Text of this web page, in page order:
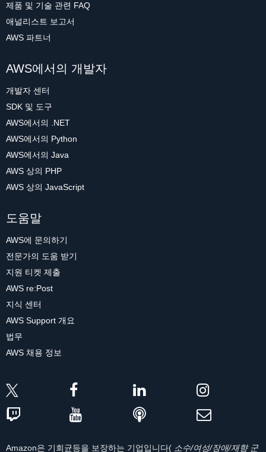
제품 및 기술 관련 FAQ
애널리스트 보고서
AWS 파트너
AWS에서의 개발자
개발자 센터
SDK 및 도구
AWS에서의 .NET
AWS에서의 Python
AWS에서의 Java
AWS 상의 PHP
AWS 상의 JavaScript
도움말
AWS에 문의하기
전문가의 도움 받기
지원 티켓 제출
AWS re:Post
지식 센터
AWS Support 개요
법무
AWS 채용 정보
Amazon은 기회균등을 보장하는 기업입니다( 소수/여성/장애/재향 군